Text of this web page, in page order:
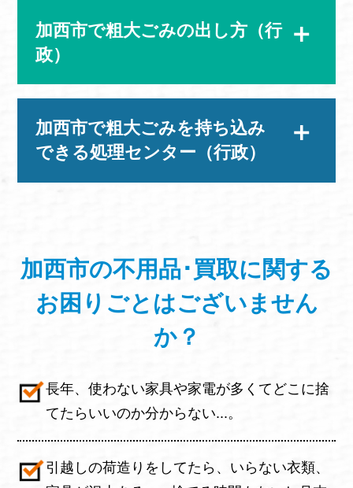
加西市で粗大ごみの出し方（行
政）
加西市で粗大ごみを持ち込み
できる処理センター（行政）
加西市の不用品･買取に関する
お困りごと はございません
か？
長年、使わない家具や家電が多くてどこに捨
てたらいいのか分からない...。
引越しの荷造りをしてたら、いらない衣類、